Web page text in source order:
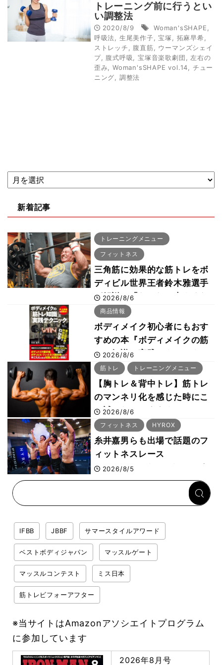
トレーニング前に行うとい
い調整法
2020/8/9 Woman'sSHAPE
呼吸法
生尾美作子 ,宝塚 拓麻早希
ストレッチ
腹直筋
ウーマンズシェイ
プ, 腹式呼吸 宝塚音楽歌劇団
左右の
歪み
Woman'sSHAPE vol.14
チュー
ニング
調整法
新着記事
トレーニングメニュー
フィットネス
三角筋に効果的な筋トレをボ
ディビル世界王者鈴木雅選手
が解説！「なかなか大きくな
らない肩の鍛え方」前編
2026/8/6
商品情報
ボディメイク初心者にもおす
すめの本『ボディメイクの筋
トレ知識と実践テクニック』
2026/8/6
筋トレ トレーニングメニュー
【胸トレ＆背中トレ】筋トレ
のマンネリ化を感じた時にこ
そ試したいおすすめメニュー
「拮抗筋スーパーセット法」
2026/8/6
フィットネス HYROX
糸井嘉男らも出場で話題のフ
ィットネスレース
HYROX（ハイロックス）が
幕張メッセで8月6日から開
幕 約1万2,000人が集結
2026/8/5
IFBB JBBF サマースタイルアワード
ベストボディジャパン マッスルゲート
マッスルコンテスト ミス日本
筋トレビフォーアフター
※当サイトはAmazonアソシエイトプログラム
に参加しています
2026年8月号